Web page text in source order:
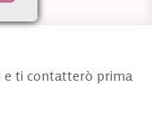
e ti contatterò prima